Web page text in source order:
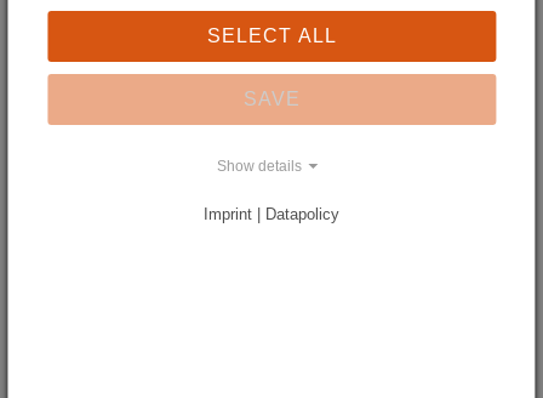
SELECT ALL
SAVE
Show details
Imprint | Datapolicy